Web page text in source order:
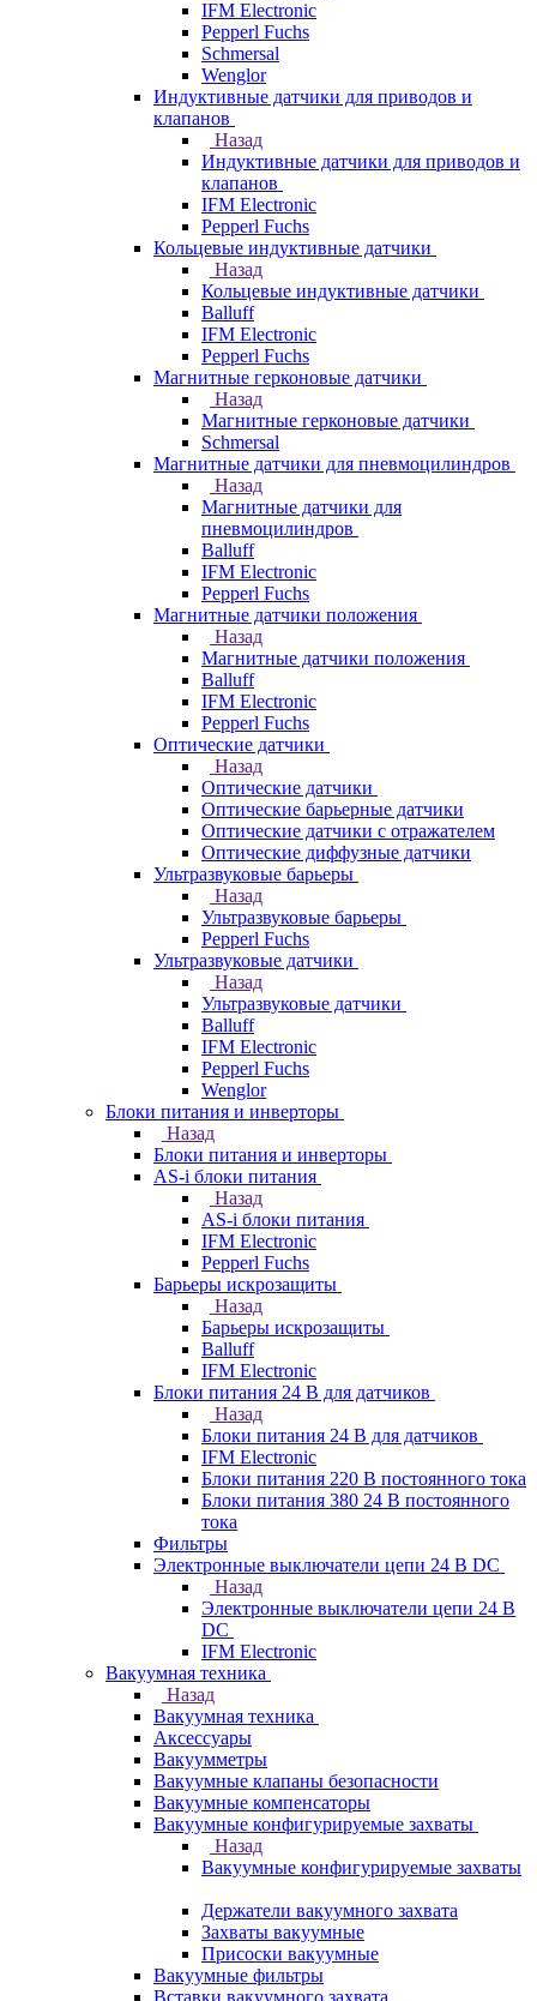
IFM Electronic
Pepperl Fuchs
Schmersal
Wenglor
Индуктивные датчики для приводов и
клапанов
Назад
Индуктивные датчики для приводов и
клапанов
IFM Electronic
Pepperl Fuchs
Кольцевые индуктивные датчики
Назад
Кольцевые индуктивные датчики
Balluff
IFM Electronic
Pepperl Fuchs
Магнитные герконовые датчики
Назад
Магнитные герконовые датчики
Schmersal
Магнитные датчики для пневмоцилиндров
Назад
Магнитные датчики для
пневмоцилиндров
Balluff
IFM Electronic
Pepperl Fuchs
Магнитные датчики положения
Назад
Магнитные датчики положения
Balluff
IFM Electronic
Pepperl Fuchs
Оптические датчики
Назад
Оптические датчики
Оптические барьерные датчики
Оптические датчики с отражателем
Оптические диффузные датчики
Ультразвуковые барьеры
Назад
Ультразвуковые барьеры
Pepperl Fuchs
Ультразвуковые датчики
Назад
Ультразвуковые датчики
Balluff
IFM Electronic
Pepperl Fuchs
Wenglor
Блоки питания и инверторы
Назад
Блоки питания и инверторы
AS-i блоки питания
Назад
AS-i блоки питания
IFM Electronic
Pepperl Fuchs
Барьеры искрозащиты
Назад
Барьеры искрозащиты
Balluff
IFM Electronic
Блоки питания 24 В для датчиков
Назад
Блоки питания 24 В для датчиков
IFM Electronic
Блоки питания 220 В постоянного тока
Блоки питания 380 24 В постоянного
тока
Фильтры
Электронные выключатели цепи 24 В DC
Назад
Электронные выключатели цепи 24 В
DC
IFM Electronic
Вакуумная техника
Назад
Вакуумная техника
Аксессуары
Вакуумметры
Вакуумные клапаны безопасности
Вакуумные компенсаторы
Вакуумные конфигурируемые захваты
Назад
Вакуумные конфигурируемые захваты
Держатели вакуумного захвата
Захваты вакуумные
Присоски вакуумные
Вакуумные фильтры